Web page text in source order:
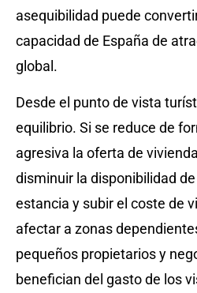
asequibilidad puede
capacidad de España de
global.
Desde el punto de vista
equilibrio. Si se reduce de
agresiva la oferta de
disminuir la disponibilidad
estancia y subir el coste de
afectar a zonas
pequeños propietarios y
benefician del gasto de los